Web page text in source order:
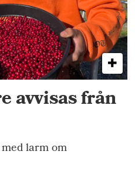
avvisas från
larm om